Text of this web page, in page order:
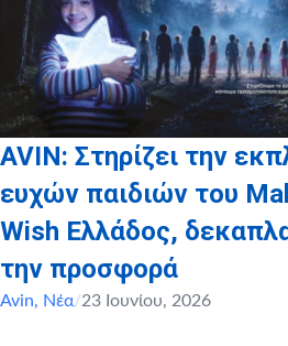
AVIN: Στηρίζει την
ευχών παιδιών του
Wish Ελλάδος,
την προσφορά
Avin, Νέα/23 Ιουνίου, 2026